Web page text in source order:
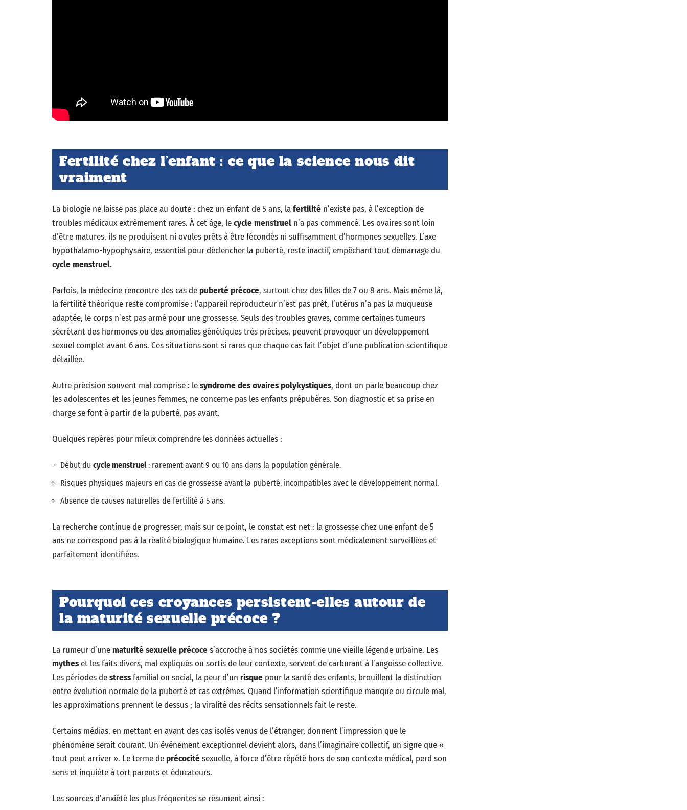
Fertilité chez l’enfant : ce que la science nous dit
vraiment
La biologie ne laisse pas place au doute : chez un enfant de 5 ans, lafertilité n’existe pas, à l’exception de
troubles médicaux extrêmement rares. À cet âge, lecycle menstruel n’a pas commencé. Les ovaires sont loin
d’être matures, ils ne produisent ni ovules prêts à être fécondés ni suffisamment d’hormones sexuelles. L’axe
hypothalamo-hypophysaire, essentiel pour déclencher la puberté, reste inactif, empêchant tout démarrage du
cycle menstruel.
Parfois, la médecine rencontre des cas depuberté précoce, surtout chez des filles de 7 ou 8 ans. Mais même là,
la fertilité théorique reste compromise : l’appareil reproducteur n’est pas prêt, l’utérus n’a pas la muqueuse
adaptée, le corps n’est pas armé pour une grossesse. Seuls des troubles graves, comme certaines tumeurs
sécrétant des hormones ou des anomalies génétiques très précises, peuvent provoquer un développement
sexuel complet avant 6 ans. Ces situations sont si rares que chaque cas fait l’objet d’une publication scientifique
détaillée.
Autre précision souvent mal comprise : lesyndrome des ovaires polykystiques, dont on parle beaucoup chez
les adolescentes et les jeunes femmes, ne concerne pas les enfants prépubères. Son diagnostic et sa prise en
charge se font à partir de la puberté, pas avant.
Quelques repères pour mieux comprendre les données actuelles :
Début du cycle menstruel: rarement avant 9 ou 10 ans dans la population générale.
Risques physiques majeurs en cas de grossesse avant la puberté, incompatibles avec le développement normal.
Absence de causes naturelles de fertilité à 5 ans.
La recherche continue de progresser, mais sur ce point, le constat est net : la grossesse chez une enfant de 5
ans ne correspond pas à la réalité biologique humaine. Les rares exceptions sont médicalement surveillées et
parfaitement identifiées.
Pourquoi ces croyances persistent-elles autour de
la maturité sexuelle précoce ?
La rumeur d’unematurité sexuelle précoces’accroche à nos sociétés comme une vieille légende urbaine. Les
mytheset les faits divers, mal expliqués ou sortis de leur contexte, servent de carburant à l’angoisse collective.
Les périodes destressfamilial ou social, la peur d’un risque pour la santé des enfants, brouillent la distinction
entre évolution normale de la puberté et cas extrêmes. Quand l’information scientifique manque ou circule mal,
les approximations prennent le dessus ; la viralité des récits sensationnels fait le reste.
Certains médias, en mettant en avant des cas isolés venus de l’étranger, donnent l’impression que le
phénomène serait courant. Un événement exceptionnel devient alors, dans l’imaginaire collectif, un signe que «
tout peut arriver ». Le terme deprécocitésexuelle, à force d’être répété hors de son contexte médical, perd son
sens et inquiète à tort parents et éducateurs.
Les sources d’anxiété les plus fréquentes se résument ainsi :